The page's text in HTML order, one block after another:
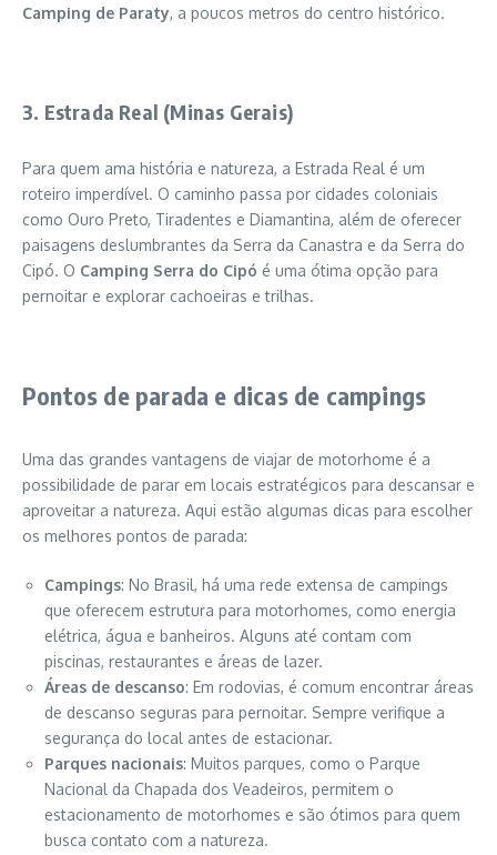
Camping de Paraty, a poucos metros do centro histórico.
3. Estrada Real (Minas Gerais)
Para quem ama história e natureza, a Estrada Real é um
roteiro imperdível. O caminho passa por cidades coloniais
como Ouro Preto, Tiradentes e Diamantina, além de oferecer
paisagens deslumbrantes da Serra da Canastra e da Serra do
Cipó. O Camping Serra do Cipó é uma ótima opção para
pernoitar e explorar cachoeiras e trilhas.
Pontos de parada e dicas de campings
Uma das grandes vantagens de viajar de motorhome é a
possibilidade de parar em locais estratégicos para descansar e
aproveitar a natureza. Aqui estão algumas dicas para escolher
os melhores pontos de parada:
Campings: No Brasil, há uma rede extensa de campings
que oferecem estrutura para motorhomes, como energia
elétrica, água e banheiros. Alguns até contam com
piscinas, restaurantes e áreas de lazer.
Áreas de descanso: Em rodovias, é comum encontrar áreas
de descanso seguras para pernoitar. Sempre verifique a
segurança do local antes de estacionar.
Parques nacionais: Muitos parques, como o Parque
Nacional da Chapada dos Veadeiros, permitem o
estacionamento de motorhomes e são ótimos para quem
busca contato com a natureza.